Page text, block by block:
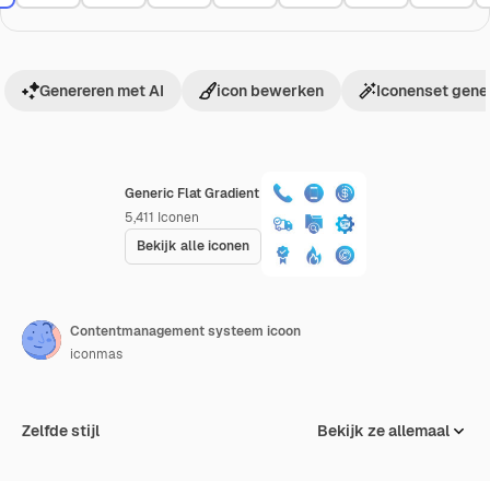
Generic Flat Gradient
5,411 Iconen
Bekijk alle iconen
Genereren met AI icon bewerken Iconenset
Contentmanagement systeem icoon
iconmas
Zelfde stijl Bekijk ze allemaal